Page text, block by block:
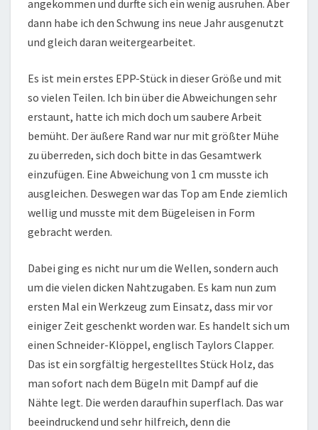
angekommen und durfte sich ein wenig ausruhen. Aber
dann habe ich den Schwung ins neue Jahr ausgenutzt
und gleich daran weitergearbeitet.
Es ist mein erstes EPP-Stück in dieser Größe und mit
so vielen Teilen. Ich bin über die Abweichungen sehr
erstaunt, hatte ich mich doch um saubere Arbeit
bemüht. Der äußere Rand war nur mit größter Mühe
zu überreden, sich doch bitte in das Gesamtwerk
einzufügen. Eine Abweichung von 1 cm musste ich
ausgleichen. Deswegen war das Top am Ende ziemlich
wellig und musste mit dem Bügeleisen in Form
gebracht werden.
Dabei ging es nicht nur um die Wellen, sondern auch
um die vielen dicken Nahtzugaben. Es kam nun zum
ersten Mal ein Werkzeug zum Einsatz, dass mir vor
einiger Zeit geschenkt worden war. Es handelt sich um
einen Schneider-Klöppel, englisch Taylors Clapper.
Das ist ein sorgfältig hergestelltes Stück Holz, das
man sofort nach dem Bügeln mit Dampf auf die
Nähte legt. Die werden daraufhin superflach. Das war
beeindruckend und sehr hilfreich, denn die